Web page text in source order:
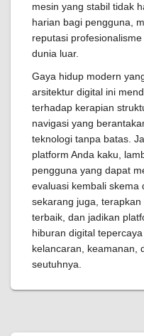
mesin yang stabil tidak
harian bagi pengguna,
reputasi
dunia luar.
Gaya hidup modern
arsitektur digital ini
terhadap kerapian
navigasi yang
teknologi tanpa batas.
platform Anda kaku,
pengguna yang dapat
evaluasi kembali skema
sekarang juga,
terbaik, dan jadikan
hiburan digital
kelancaran, keamanan,
seutuhnya.